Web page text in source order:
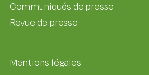
Communiqués de presse
Revue de presse
Mentions légales